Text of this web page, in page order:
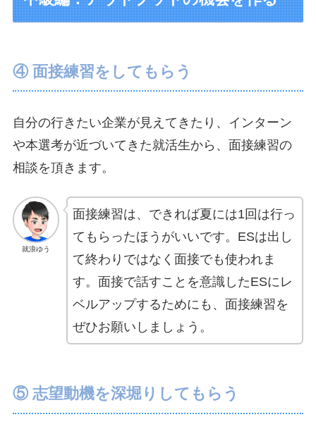
④ 面接練習をしてもらう
自分の行きたい企業が見えてきたり、インターン
や本選考が近づいてきた就活生から、面接練習の
相談を頂きます。
就浪ゆう
面接練習は、できれば夏には1回は行っ
てもらったほうがいいです。ESは出し
て終わりではなく面接でも使われま
す。面接で話すことを意識したESにレ
ベルアップするためにも、面接練習を
ぜひお願いしましょう。
⑤ 志望動機を深堀りしてもらう